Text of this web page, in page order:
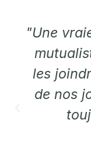
"Une
les
de nos